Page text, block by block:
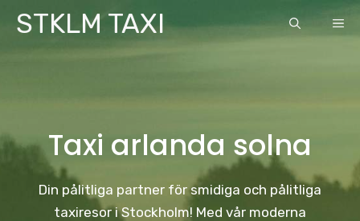
SkipSTKLM TAXI
Taxi arlanda solna
Din pålitliga partner för smidiga och pålitliga
taxiresor i Stockholm! Med vår moderna